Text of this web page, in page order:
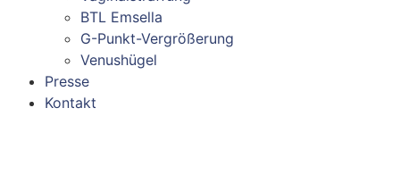
BTL Emsella
G-Punkt-Vergrößerung
Venushügel
Presse
Kontakt